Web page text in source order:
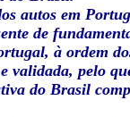
autos em
de
à ordem
validada, pelo
do Brasil